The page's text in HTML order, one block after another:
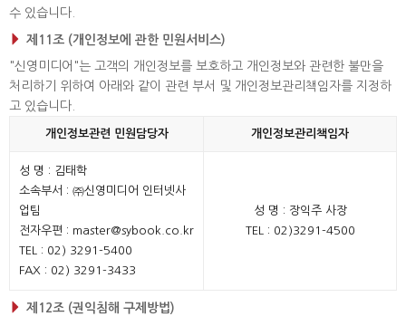
수 있습니다.
제11조 (개인정보에 관한 민원서비스)
"신영미디어"는 고객의 개인정보를 보호하고 개인정보와 관련한 불만을
처리하기 위하여 아래와 같이 관련 부서 및 개인정보관리책임자를 지정하
고 있습니다.
개인정보관련 민원담당자 개인정보관리책임자
성 명 : 김태학
소속부서 : ㈜신영미디어 인터넷사
업팀
전자우편 : master@sybook.co.kr
TEL : 02) 3291-5400
FAX : 02) 3291-3433
성 명 : 장익주 사장
TEL : 02)3291-4500
제12조 (권익침해 구제방법)